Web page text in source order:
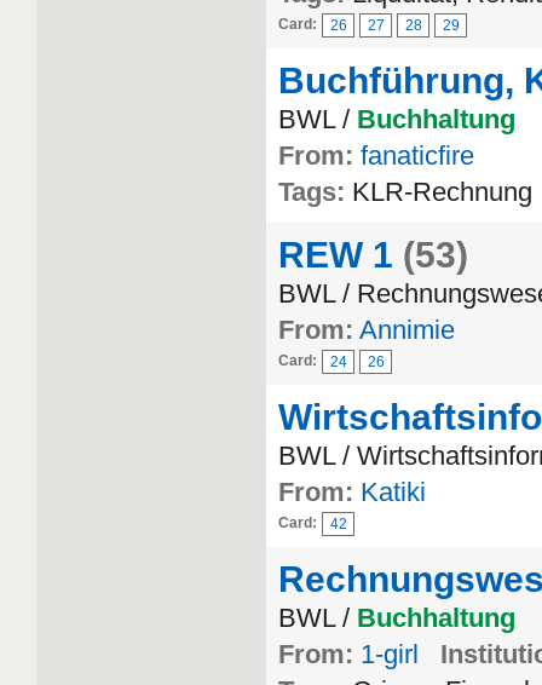
Card: 26 27 28 29
Buchführung,
BWL / Buchhaltung
From: fanaticfire
Tags: KLR-Rechnung
REW 1 (53)
BWL /
From: Annimie
Card: 24 26
BWL /
From: Katiki
Card: 42
BWL / Buchhaltung
From: 1-girl